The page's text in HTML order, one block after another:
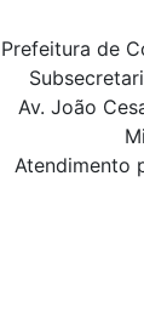
Prefeitura de
Av. João
Atendimento